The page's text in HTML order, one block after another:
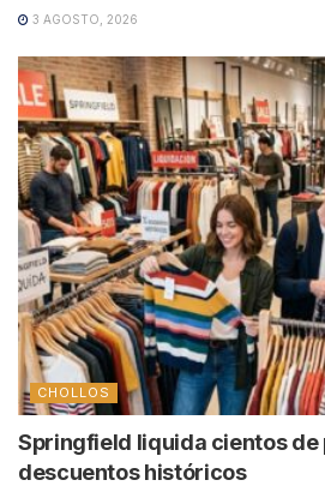
3 AGOSTO, 2026
CHOLLOS
Springfield liquida cientos de
descuentos históricos